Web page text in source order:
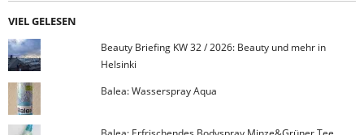
VIEL GELESEN
Beauty Briefing KW 32 / 2026: Beauty und mehr in
Helsinki
Balea: Wasserspray Aqua